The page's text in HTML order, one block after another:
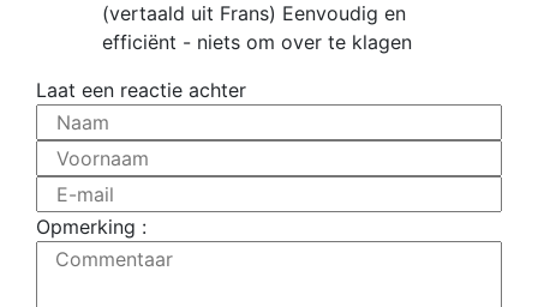
(vertaald uit Frans) Eenvoudig en
efficiënt - niets om over te klagen
Laat een reactie achter
Naam
Voornaam
E-mail
Opmerking :
Commentaar